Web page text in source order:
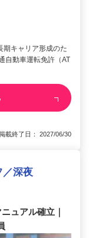
期キャリア形成のた
動車運転免許（AT
終了日： 2027/06/30
／深夜
ュアル確立｜